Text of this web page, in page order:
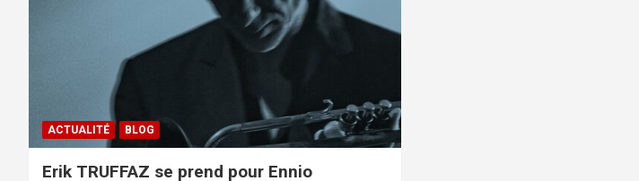
ACTUALITÉ BLOG
Erik TRUFFAZ se prend pour Ennio